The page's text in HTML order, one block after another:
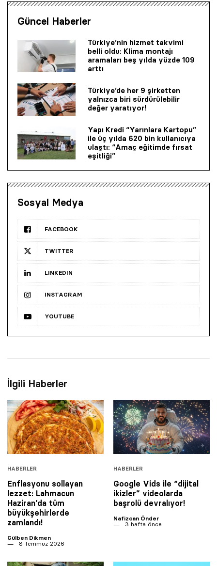
Güncel Haberler
Türkiye’nin hizmet takvimi
belli oldu: Klima montajı
aramaları beş yılda yüzde 109
arttı
Türkiye’de her 9 şirketten
yalnızca biri sürdürülebilir
değer yaratıyor!
Yapı Kredi “Yarınlara Kartopu”
ile üç yılda 620 bin kullanıcıya
ulaştı: “Amaç eğitimde fırsat
eşitliği”
Sosyal Medya
FACEBOOK
TWITTER
LINKEDIN
INSTAGRAM
YOUTUBE
İlgili Haberler
HABERLER
Enflasyonu sollayan
lezzet: Lahmacun
Haziran’da tüm
büyükşehirlerde
zamlandı!
Gülben Dikmen
8 Temmuz 2026
HABERLER
Google Vids ile “dijital
ikizler” videolarda
başrolü devralıyor!
Nafizcan Önder
3 hafta önce